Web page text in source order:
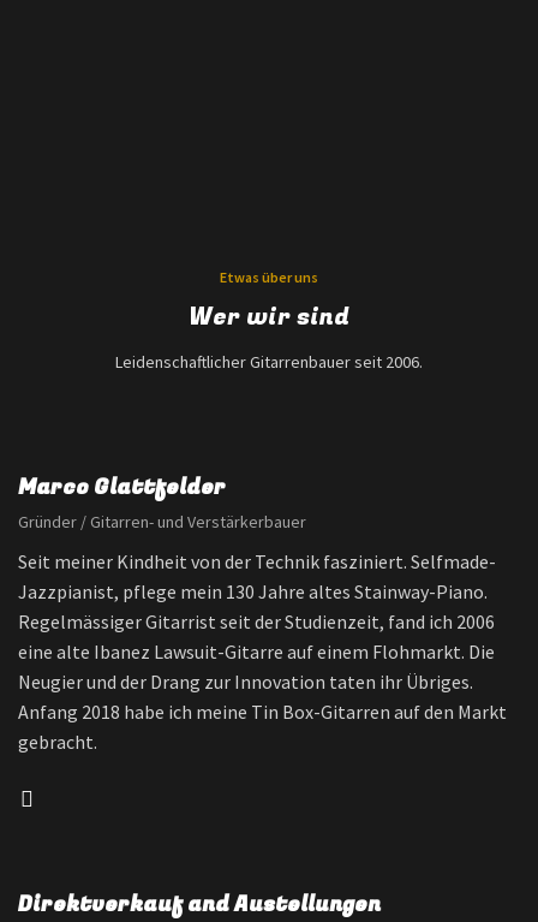
Etwas über uns
Wer wir sind
Leidenschaftlicher Gitarrenbauer seit 2006.
Marco Glattfelder
Gründer / Gitarren- und Verstärkerbauer
Seit meiner Kindheit von der Technik fasziniert. Selfmade-
Jazzpianist, pflege mein 130 Jahre altes Stainway-Piano.
Regelmässiger Gitarrist seit der Studienzeit, fand ich 2006
eine alte Ibanez Lawsuit-Gitarre auf einem Flohmarkt. Die
Neugier und der Drang zur Innovation taten ihr Übriges.
Anfang 2018 habe ich meine Tin Box-Gitarren auf den Markt
gebracht.
Direktverkauf and Austellungen​